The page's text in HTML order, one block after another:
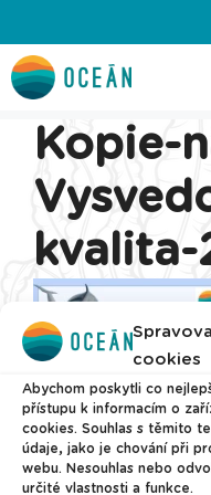
cookies
Abychom poskytli co
přístupu k informacím o
cookies. Souhlas s těmito
údaje, jako je chování při
webu. Nesouhlas nebo
určité vlastnosti a funkce.
na
obsah
Kopie-
kvalita-